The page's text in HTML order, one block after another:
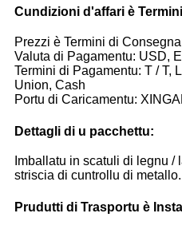
Cundizioni d'affari è
Prezzi è Termini di
Valuta di Pagamentu: USD,
Termini di Pagamentu: T / T,
Union, Cash
Portu di Caricamentu:
Dettagli di u pacchettu:
Imballatu in scatuli di legnu /
striscia di cuntrollu di metallo.
Prudutti di Trasportu è